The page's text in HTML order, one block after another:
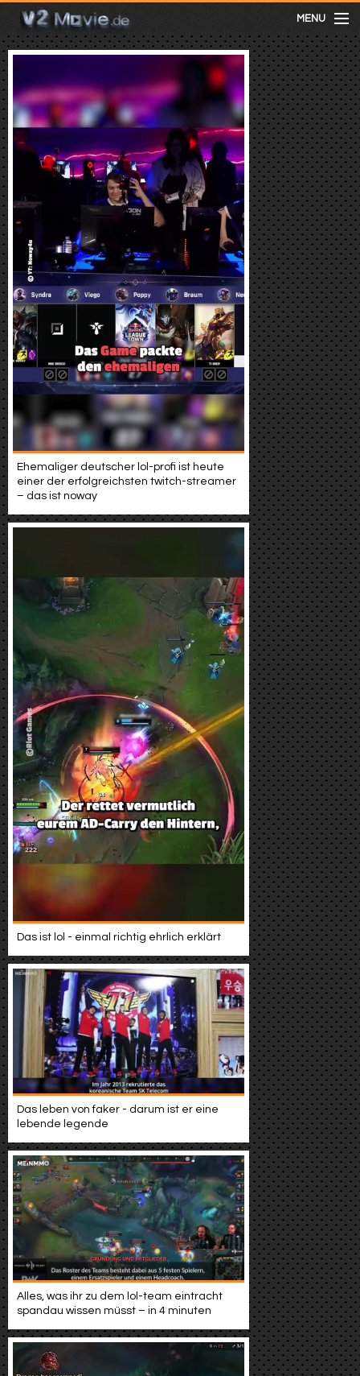
MENU
neuste
kategorien
Menu
mit facebook anmelden
Informationen
Werbung
Video suchen
Ehemaliger deutscher lol-profi ist heute
einer der erfolgreichsten twitch-streamer
– das ist noway
Das ist lol - einmal richtig ehrlich erklärt
Das leben von faker - darum ist er eine
lebende legende
Alles, was ihr zu dem lol-team eintracht
spandau wissen müsst – in 4 minuten